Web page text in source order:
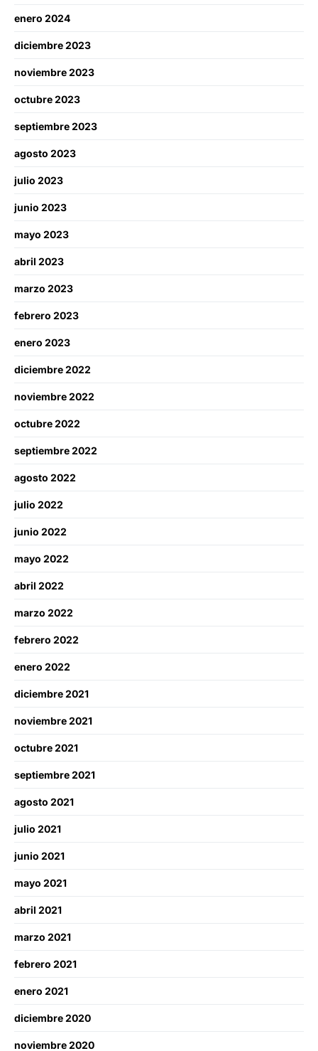
enero 2024
diciembre 2023
noviembre 2023
octubre 2023
septiembre 2023
agosto 2023
julio 2023
junio 2023
mayo 2023
abril 2023
marzo 2023
febrero 2023
enero 2023
diciembre 2022
noviembre 2022
octubre 2022
septiembre 2022
agosto 2022
julio 2022
junio 2022
mayo 2022
abril 2022
marzo 2022
febrero 2022
enero 2022
diciembre 2021
noviembre 2021
octubre 2021
septiembre 2021
agosto 2021
julio 2021
junio 2021
mayo 2021
abril 2021
marzo 2021
febrero 2021
enero 2021
diciembre 2020
noviembre 2020